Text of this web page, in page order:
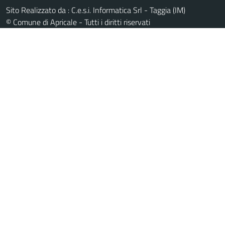
Sito Realizzato da : C.e.s.i. Informatica Srl - Taggia (IM)
© Comune di Apricale - Tutti i diritti riservati